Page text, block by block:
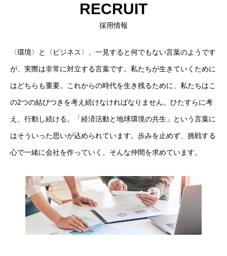
RECRUIT
採用情報
〈環境〉と〈ビジネス〉、一見すると何でもない言葉のようです
が、実際は非常に対立する言葉です。私たちが生きていくために
はどちらも重要。これからの時代を生き残るために、私たちはこ
の2つの結びつきを考え続けなければなりません。ひたすらに考
え、行動し続ける。「経済活動と地球環境の共生」という言葉に
はそういった思いが込められています。歩みを止めず、挑戦する
心で一緒に会社を作っていく、そんな仲間を求めています。